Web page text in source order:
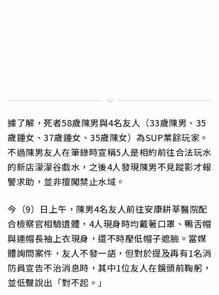
據了解，死者58歲陳男與4名友人（33歲陳男、35
歲鍾女、37歲鍾女、35歲陳女）為SUP業餘玩家。
不過陳男友人在筆錄時宣稱5人是相約前往合法玩水
的新店濛濛谷戲水，之後4人發現陳男不見蹤影才報
警求助，並非擅闖禁止水域。
今（9）日上午，陳男4名友人前往安康耕莘醫院配
合檢察官相驗遺體，4人現身時均戴著口罩、鴨舌帽
與連帽長袖上衣現身，還不時壓低帽子遮臉。當媒
體詢問案件，友人不發一語，但對於提及再有1名消
防員宣告不治消息時，其中1位友人在鏡頭前鞠躬，
並低聲說出「對不起。」